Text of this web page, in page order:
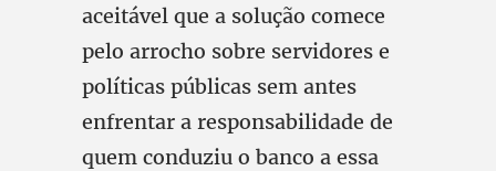
aceitável que a solução comece
pelo arrocho sobre servidores e
políticas públicas sem antes
enfrentar a responsabilidade de
quem conduziu o banco a essa